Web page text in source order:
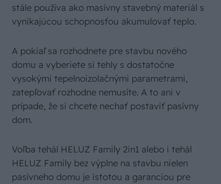
stále používa ako masívny stavebný materiál s
vynikajúcou schopnosťou akumulovať teplo.
A pokiaľ sa rozhodnete pre stavbu nového
domu a vyberiete si tehly s dostatočne
vysokými tepelnoizolačnými parametrami,
zatepľovať rozhodne nemusíte. A to ani v
prípade, že si chcete nechať postaviť pasívny
dom.
Voľba tehál HELUZ Family 2in1 alebo i tehál
HELUZ Family bez výplne na stavbu nielen
pasívneho domu je istotou a garanciou pre